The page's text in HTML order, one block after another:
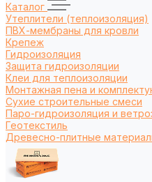
Каталог
Утеплители (теплоизоляция)
ПВХ-мембраны для кровли
Крепеж
Гидроизоляция
Защита гидроизоляции
Клеи для теплоизоляции
Монтажная пена и
Сухие строительные смеси
Паро-гидроизоляция и
Геотекстиль
Древесно-плитные